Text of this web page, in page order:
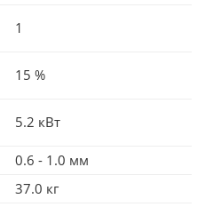
1
15 %
5.2 кВт
0.6 - 1.0 мм
37.0 кг